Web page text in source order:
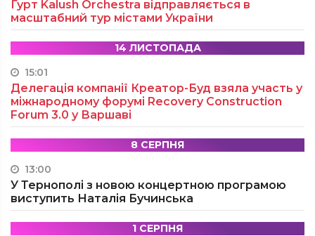
Гурт Kalush Orchestra відправляється в
масштабний тур містами України
14 ЛИСТОПАДА
15:01
Делегація компанії Креатор-Буд взяла участь у
міжнародному форумі Recovery Construction
Forum 3.0 у Варшаві
8 СЕРПНЯ
13:00
У Тернополі з новою концертною програмою
виступить Наталія Бучинська
1 СЕРПНЯ